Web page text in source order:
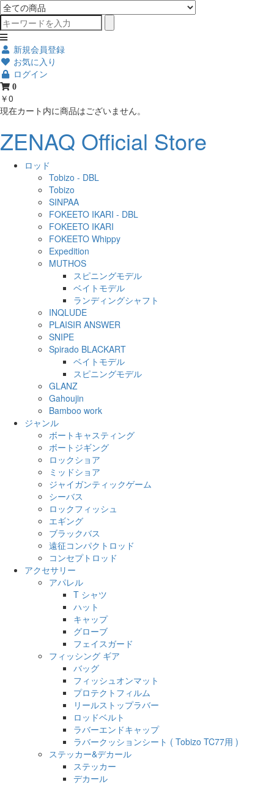
新規会員登録
お気に入り
ログイン
0
￥0
現在カート内に商品はございません。
ZENAQ Official Store
ロッド
Tobizo - DBL
Tobizo
SINPAA
FOKEETO IKARI - DBL
FOKEETO IKARI
FOKEETO Whippy
Expedition
MUTHOS
スピニングモデル
ベイトモデル
ランディングシャフト
INQLUDE
PLAISIR ANSWER
SNIPE
Spirado BLACKART
ベイトモデル
スピニングモデル
GLANZ
Gahoujin
Bamboo work
ジャンル
ボートキャスティング
ボートジギング
ロックショア
ミッドショア
ジャイガンティックゲーム
シーバス
ロックフィッシュ
エギング
ブラックバス
遠征コンパクトロッド
コンセプトロッド
アクセサリー
アパレル
T シャツ
ハット
キャップ
グローブ
フェイスガード
フィッシング ギア
バッグ
フィッシュオンマット
プロテクトフィルム
リールストップラバー
ロッドベルト
ラバーエンドキャップ
ラバークッションシート ( Tobizo TC77用 )
ステッカー&デカール
ステッカー
デカール